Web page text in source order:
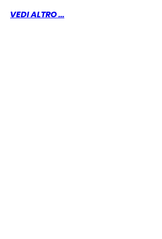
VEDI ALTRO ...